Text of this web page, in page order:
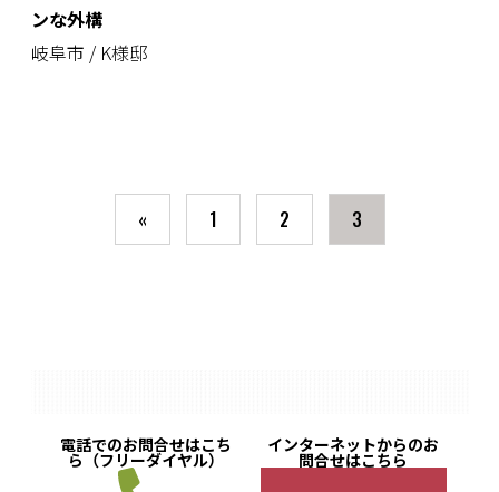
ンな外構
岐阜市 / K様邸
« 1 2 3
電話でのお問合せはこち
ら（フリーダイヤル）
インターネットからのお
問合せはこちら